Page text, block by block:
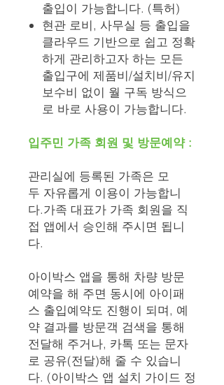
출입이 가능합니다. (특허)​
현관 로비, 사무실 등 출입을
클라우드 기반으로 쉽고 정확
하게 관리하고자 하는 모든
출입구에 제품비/설치비/유지
보수비 없이 월 구독 방식으
로 바로 사용이 가능합니다.
입주민 가족 회원 및 방문예약 :
관리실에 등록된 가족은 모
두 자유롭게 이용이 가능합니
다.가족 대표가 가족 회원을 직
접 앱에서 승인해 주시면 됩니
다.
아이박스 앱을 통해 차량 방문
예약을 해 주면 동시에 아이패
스 출입예약도 진행이 되며, 예
약 결과를 방문객 검색을 통해
전달해 주거나, 카톡 또는 문자
로 공유(전달)해 줄 수 있습니
다. (아이박스 앱 설치 가이드 정